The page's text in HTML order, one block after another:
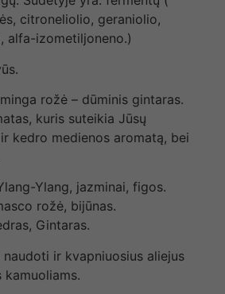
citroneliolio, geraniolio,
alfa-izometiljoneno.)
rožė – dūminis gintaras.
kuris suteikia Jūsų
kedro medienos aromatą, bei
Ylang, jazminai, figos.
rožė, bijūnas.
Gintaras.
naudoti ir kvapniuosius aliejus